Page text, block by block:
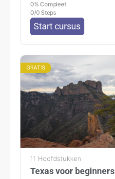
0% Compleet
0/0 Steps
Start cursus
GRATIS
11 Hoofdstukken
Texas voor beginners